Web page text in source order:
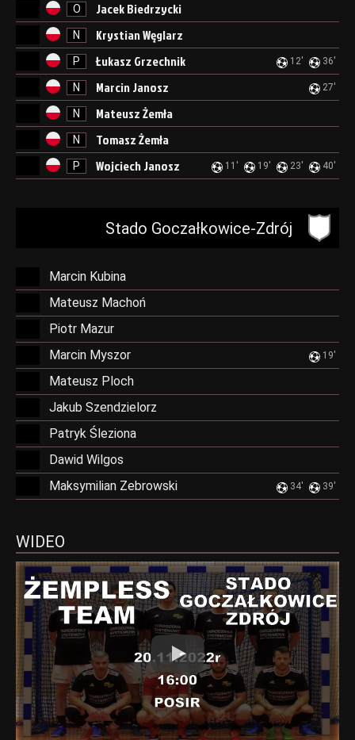
O Jacek Biedrzycki
N Krystian Węglarz
P Łukasz Grzechnik 12' 36'
N Marcin Janosz 27'
N Mateusz Żemła
N Tomasz Żemła
P Wojciech Janosz 11' 19' 23' 40'
Stado Goczałkowice-Zdrój
Marcin Kubina
Mateusz Machoń
Piotr Mazur
Marcin Myszor
19'
Mateusz Ploch
Jakub Szendzielorz
Patryk Śleziona
Dawid Wilgos
Maksymilian Zebrowski
34' 39'
WIDEO
Play